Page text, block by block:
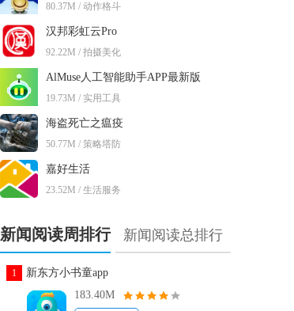
80.37M / 动作格斗
汉邦彩虹云Pro
92.22M / 拍摄美化
AlMuse人工智能助手APP最新版
19.73M / 实用工具
海盗死亡之瘟疫
50.77M / 策略塔防
嘉好生活
23.52M / 生活服务
新闻阅读周排行 新闻阅读总排行
1
新东方小书童app
183.40M